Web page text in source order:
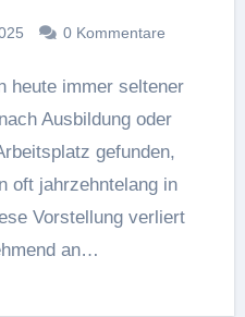
0 Kommentare
Ausbildung oder
gefunden,
oft jahrzehntelang in
Vorstellung verliert
an…